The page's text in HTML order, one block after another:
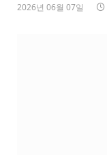
2026년 06월 07일